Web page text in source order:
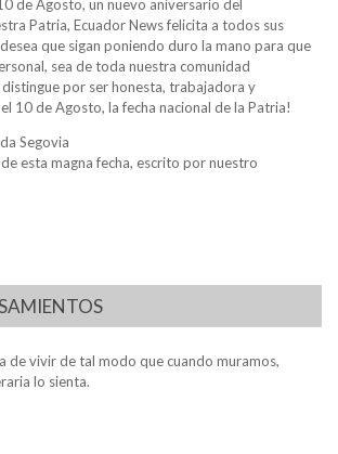
de Agosto, un nuevo aniversario del
Patria, Ecuador News felicita a todos sus
que sigan poniendo duro la mano para que
sea de toda nuestra comunidad
distingue por ser honesta, trabajadora y
10 de Agosto, la fecha nacional de la Patria!
Segovia
esta magna fecha, escrito por nuestro
de vivir de tal modo que cuando muramos,
lo sienta.